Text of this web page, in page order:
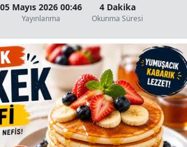
05 Mayıs 2026 00:46
Yayınlanma
4 Dakika
Okunma Süresi